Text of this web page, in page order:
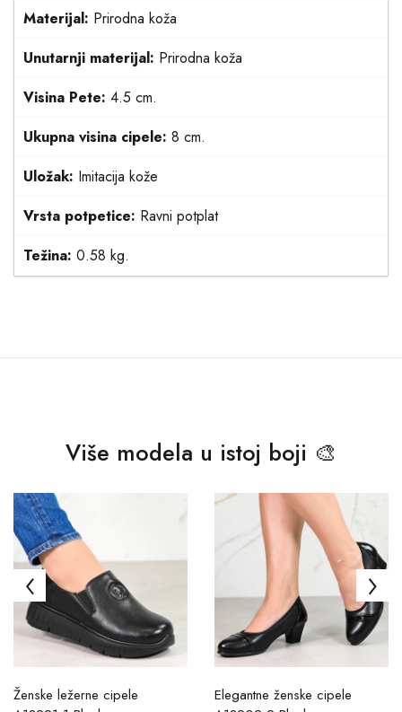
Materijal: Prirodna koža
Unutarnji materijal: Prirodna koža
Visina Pete: 4.5 cm.
Ukupna visina cipele: 8 cm.
Uložak: Imitacija kože
Vrsta potpetice: Ravni potplat
Težina: 0.58 kg.
Više modela u istoj boji 🎨
Ženske ležerne cipele
Elegantne ženske cipele